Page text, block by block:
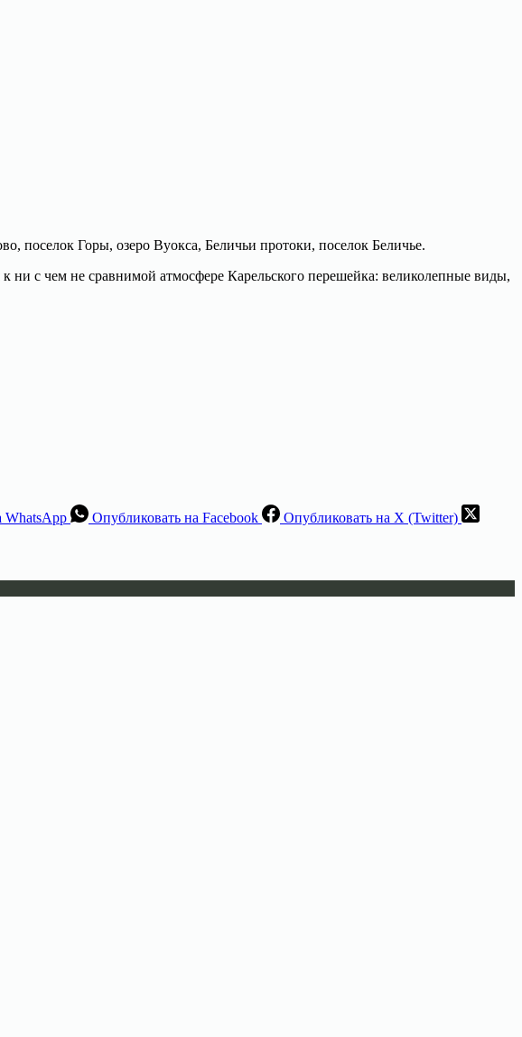
поселок Горы, озеро Вуокса, Беличьи протоки, поселок Беличье.
с чем не сравнимой атмосфере Карельского перешейка: великолепные виды,
WhatsApp Опубликовать на Facebook
Опубликовать на X (Twitter)